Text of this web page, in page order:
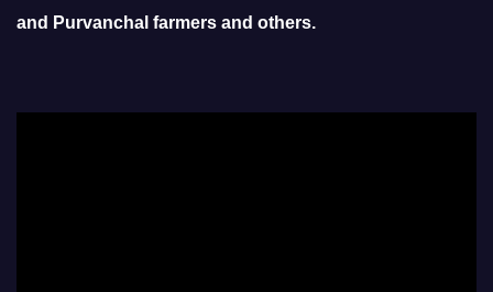
and Purvanchal farmers and others.